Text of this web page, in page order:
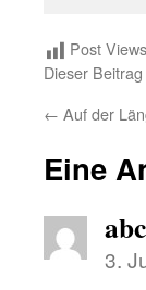
Post
Dieser
← Auf der
Eine
3.